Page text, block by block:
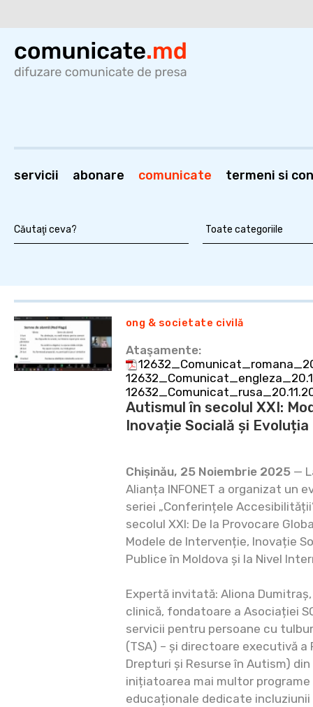
servicii abonare comunicate termeni si
ong & societate civilă
Autismul în secolul XXI:
Inovație Socială și
Chișinău, 25 Noiembrie 2025 —
Alianța INFONET a organizat un
seriei „Conferințele
secolul XXI: De la Provocare
Modele de Intervenție, Inovație
Publice în Moldova și la Nivel
Expertă invitată: Aliona
clinică, fondatoare a Asociației
servicii pentru persoane cu
(TSA) – și directoare executivă a
Drepturi și Resurse în Autism)
inițiatoarea mai multor
educaționale dedicate
Ataşamente: